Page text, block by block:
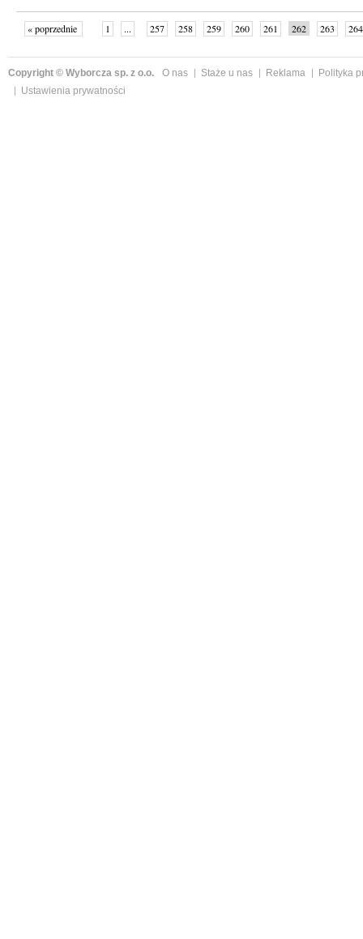
« poprzednie 1 ... 257 258 259 260 261 262 263
264
Copyright © Wyborcza sp. z o.o. O nas Staże u nas Reklama
Polityka
Ustawienia prywatności